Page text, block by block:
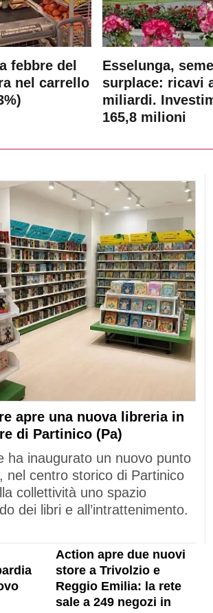
febbre del
nel carrello
Esselunga,
surplace: ricavi
miliardi.
165,8 milioni
apre una nuova libreria in
di Partinico (Pa)
ha inaugurato un nuovo punto
nel centro storico di Partinico
collettività uno spazio
dei libri e all’intrattenimento.
Action apre due nuovi
store a Trivolzio e
Reggio Emilia: la rete
sale a 249 negozi in